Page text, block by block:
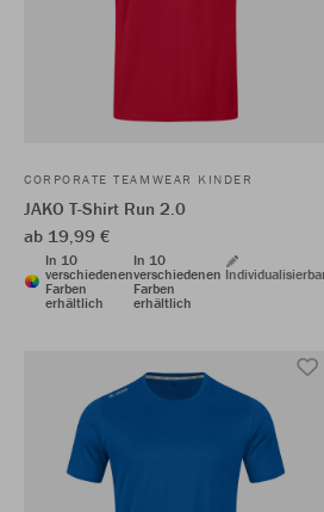
CORPORATE TEAMWEAR KINDER
JAKO T-Shirt Run 2.0
ab 19,99 €
In 10
verschiedenen
Farben
erhältlich
In 10
verschiedenen
Farben
erhältlich